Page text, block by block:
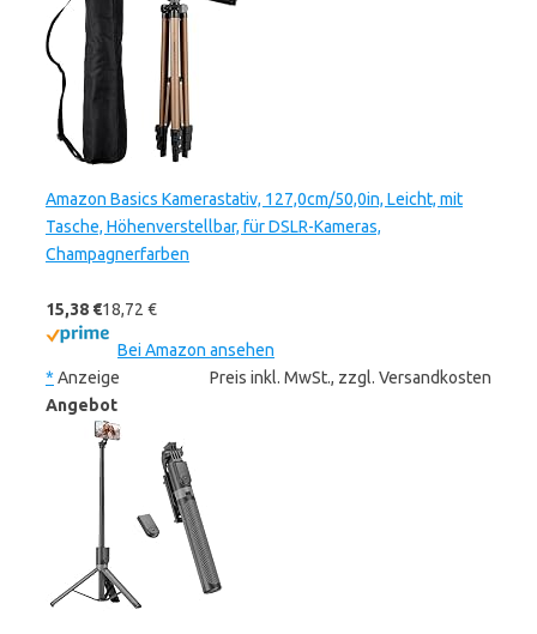
Amazon Basics Kamerastativ, 127,0cm/50,0in, Leicht, mit
Tasche, Höhenverstellbar, für DSLR-Kameras,
Champagnerfarben
15,38 €18,72 €
Bei Amazon ansehen
* Anzeige
Preis inkl. MwSt., zzgl. Versandkosten
Angebot